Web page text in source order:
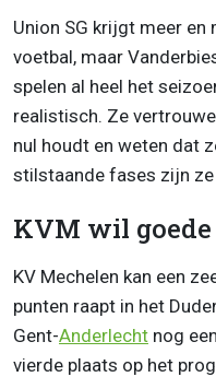
Union SG krijgt meer
voetbal, maar
spelen al heel het
realistisch. Ze
nul houdt en weten dat
stilstaande fases zijn
KVM wil
KV Mechelen kan een
punten raapt in het
Gent-Anderlecht nog
vierde plaats op het